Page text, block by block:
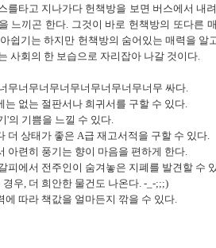
를타고 지나가다 헌책방을 보면 버스에서 내
느끼곤 한다. 그것이 바로 헌책방의 또다른
쉽기는 하지만 헌책방의 숨어있는 매력을 알
사회의 한 보습으로 자리잡아 나갈 것이다.
무너무너무너무너무너무너무너무 싸다.
는 없는 절판서나 희귀서를 구할 수 있다.
'의 기쁨을 느낄 수 있다.
더 상태가 좋은 A급 재고서적을 구할 수 있다.
아련히 풍기는 향이 마음을 편하게 한다.
피에서 전주인이 숨겨놓은 지폐를 발견할 수
경우, 더 희안한 물건도 나온다. -_-;;;)
에 따라 책값을 얼마든지 깎을 수 있다.